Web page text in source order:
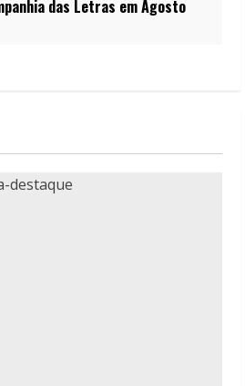
das Letras em Agosto